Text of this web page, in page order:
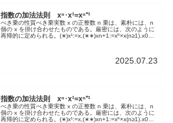
指数の加法法則 xⁿ･x¹=xⁿ⁺¹
べき乗の性質べき乗実数 x の正整数 n 乗は、素朴には、n
個の x を掛け合わせたものである。厳密には、次のように
再帰的に定められる。(∗)x¹:=x,(∗∗)xn+1:=xⁿ×x(n≥1).x0を
2025.07.23
指数の加法法則 xⁿ･x¹=xⁿ⁺¹
べき乗の性質べき乗実数 x の正整数 n 乗は、素朴には、n
個の x を掛け合わせたものである。厳密には、次のように
再帰的に定められる。(∗)x¹:=x,(∗∗)xn+1:=xⁿ×x(n≥1).x0を